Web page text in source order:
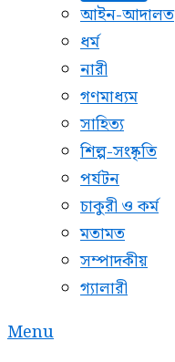
আইন-আদালত
ধর্ম
নারী
গণমাধ্যম
সাহিত্য
শিল্প-সংষ্কৃতি
পর্যটন
চাকুরী ও কর্ম
মতামত
সম্পাদকীয়
গ্যালারী
Menu